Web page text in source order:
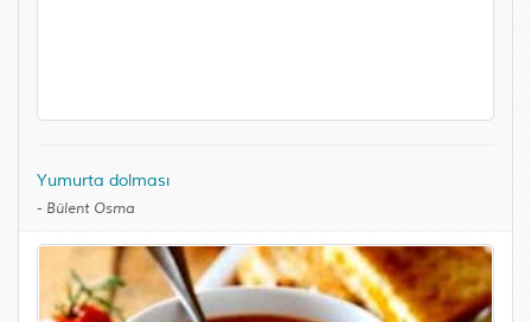
Yumurta dolması
- Bülent Osma